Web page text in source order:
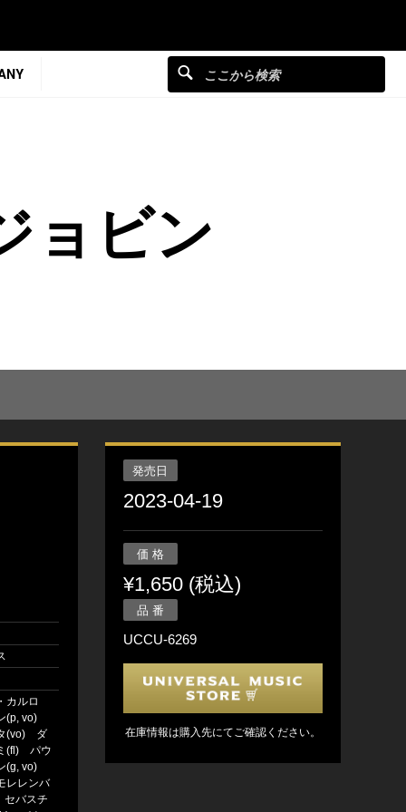
ョビン
カルロ
(p, vo)
(vo) ダ
(fl) パウ
(g, vo)
レレンバ
バスチ
発売日
2023-04-19
価 格
¥1,650 (税込)
品 番
UCCU-6269
在庫情報は購入先にてご確認ください。